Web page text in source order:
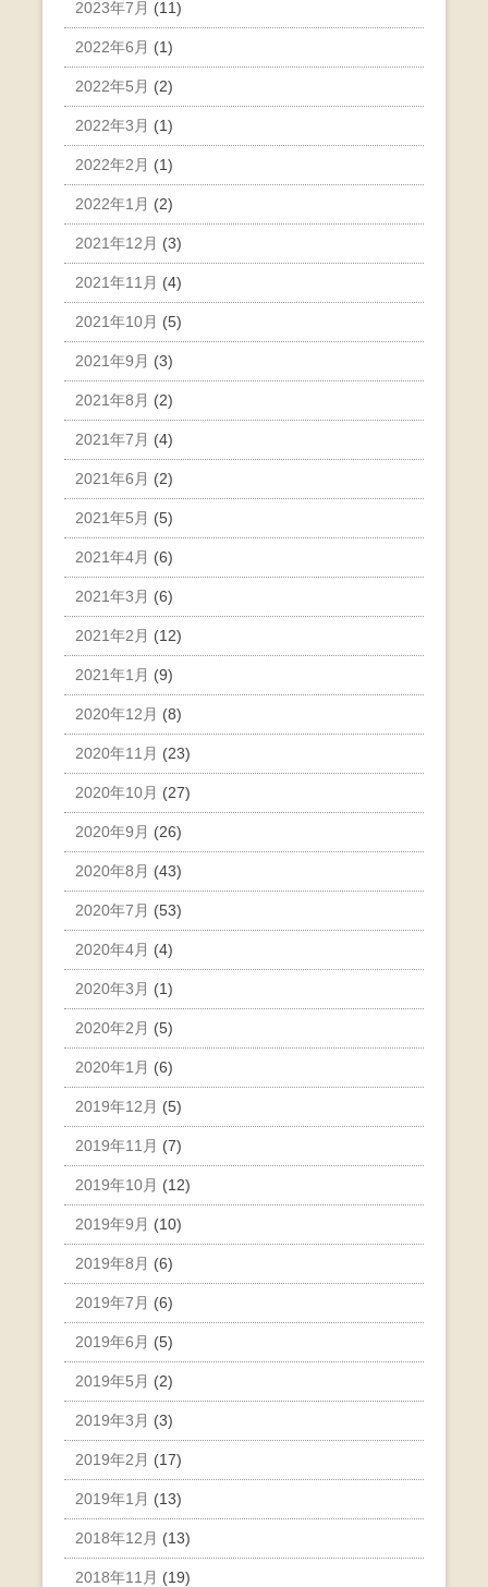
2023年7月 (11)
2022年6月 (1)
2022年5月 (2)
2022年3月 (1)
2022年2月 (1)
2022年1月 (2)
2021年12月 (3)
2021年11月 (4)
2021年10月 (5)
2021年9月 (3)
2021年8月 (2)
2021年7月 (4)
2021年6月 (2)
2021年5月 (5)
2021年4月 (6)
2021年3月 (6)
2021年2月 (12)
2021年1月 (9)
2020年12月 (8)
2020年11月 (23)
2020年10月 (27)
2020年9月 (26)
2020年8月 (43)
2020年7月 (53)
2020年4月 (4)
2020年3月 (1)
2020年2月 (5)
2020年1月 (6)
2019年12月 (5)
2019年11月 (7)
2019年10月 (12)
2019年9月 (10)
2019年8月 (6)
2019年7月 (6)
2019年6月 (5)
2019年5月 (2)
2019年3月 (3)
2019年2月 (17)
2019年1月 (13)
2018年12月 (13)
2018年11月 (19)